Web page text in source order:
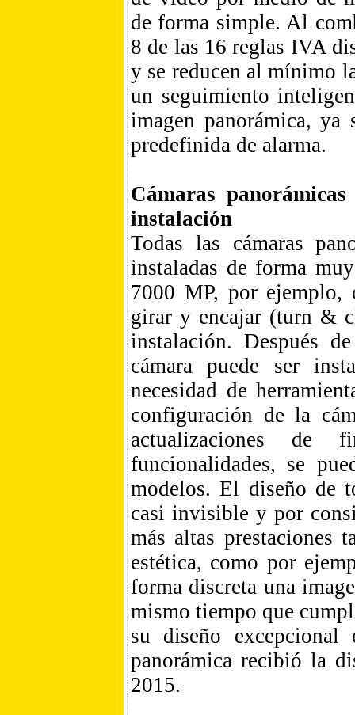
de forma simple. Al
8 de las 16 reglas IVA
y se reducen al mínimo
un seguimiento
imagen panorámica, ya
predefinida de alarma.
Cámaras
instalación
Todas las cámaras
instaladas de forma
7000 MP, por ejemplo,
girar y encajar (turn &
instalación. Después
cámara puede ser
necesidad de
configuración de la
actualizaciones de
funcionalidades, se
modelos. El diseño de
casi invisible y por
más altas prestaciones
estética, como por
forma discreta una
mismo tiempo que
su diseño
panorámica recibió la
2015.